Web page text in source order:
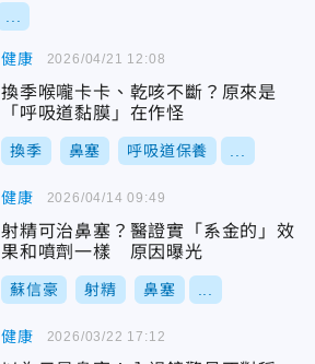
健康
換季喉嚨卡卡、乾咳不斷？原來是
「呼吸道黏膜」在作怪
換季 鼻塞 呼吸道保養
2026/04/21 12:08
健康
射精可治鼻塞？醫證實「系金的」效
果和噴劑一樣 原因曝光
蘇信豪 射精 鼻塞
2026/04/14 09:49
健康 2026/03/22 17:12